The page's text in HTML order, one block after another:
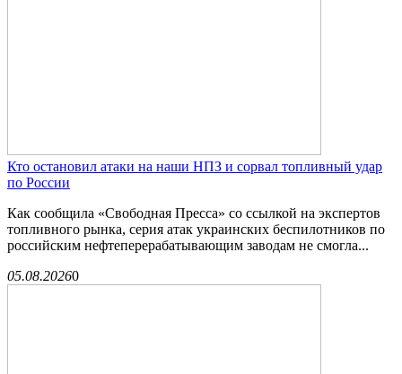
Кто остановил атаки на наши НПЗ и сорвал топливный удар
по России
Как сообщила «Свободная Пресса» со ссылкой на экспертов
топливного рынка, серия атак украинских беспилотников по
российским нефтеперерабатывающим заводам не смогла...
05.08.20260